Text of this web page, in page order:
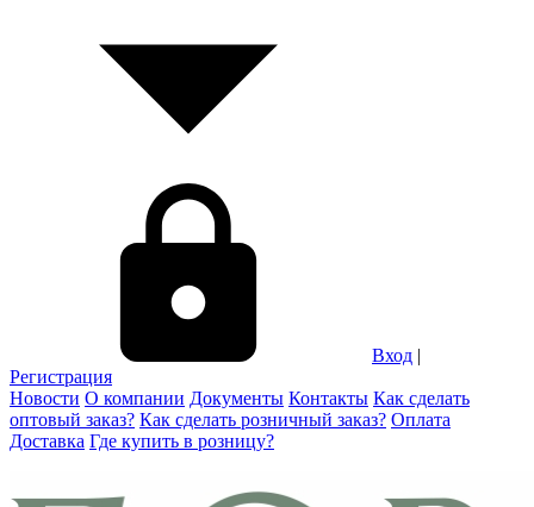
Вход |
Регистрация
Новости О компании Документы Контакты Как сделать
оптовый заказ? Как сделать розничный заказ? Оплата
Доставка Где купить в розницу?